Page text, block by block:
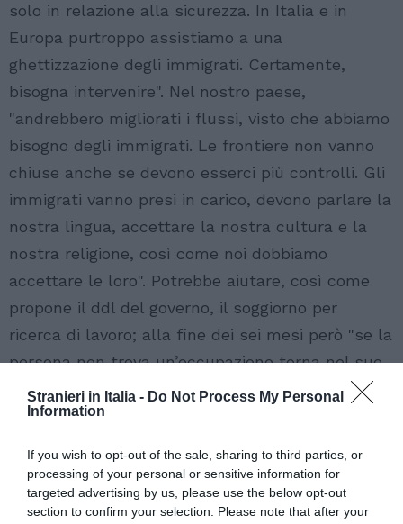
Stranieri in Italia - Do Not Process My Personal
Information
If you wish to opt-out of the sale, sharing to third parties, or
processing of your personal or sensitive information for
targeted advertising by us, please use the below opt-out
section to confirm your selection. Please note that after your
solo in relazione alla sicurezza. In Italia e in
Europa purtroppo assistiamo a una
ghettizzazione degli immigrati. Certamente,
bisogna intervenire". Nel nostro paese,
"andrebbero migliorati i flussi, visto che abbiamo
bisogno degli immigrati. Le frontiere non vanno
chiuse anche se devono esserci più controlli. Gli
immigrati vanno presi in carico, devono parlare la
nostra lingua, accettare la nostra cultura e la
nostra religione, così come noi dobbiamo
accettare le loro". Potrebbe aiutare, così come
propone il ddl del governo, il soggiorno per
ricerca di lavoro; alla fine dei sei mesi però "se la
persona non trova un’occupazione torna nel suo
paese". Accanto a politiche per l’integrazione (da
sostenere anche i ricongiungimenti familiari),
incentivare sviluppo sul luogo; una strada
potrebbe essere il microcredito. Tuttavia – ha